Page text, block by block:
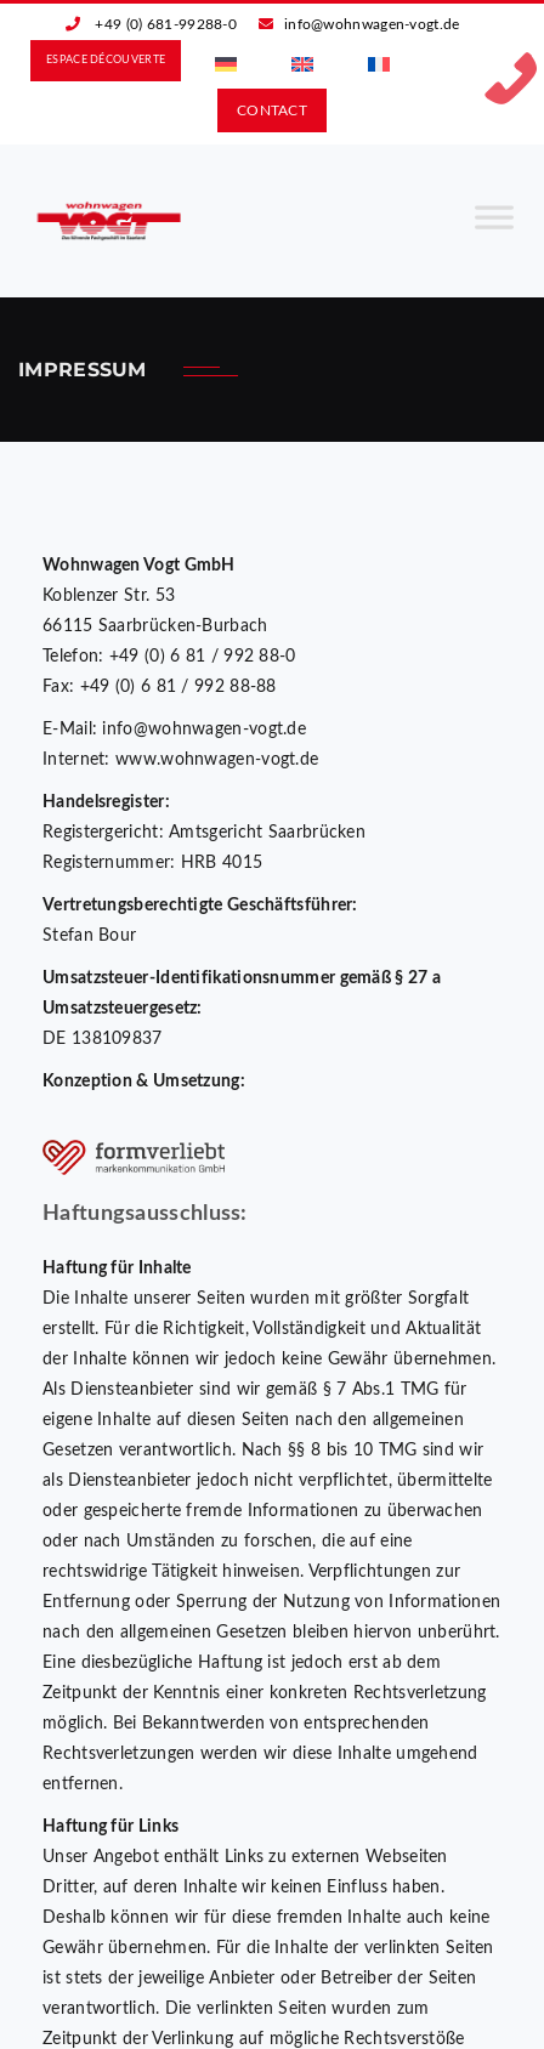
+49 (0) 681-99288-0 info@wohnwagen-vogt.de
ESPACE DÉCOUVERTE
CONTACT
IMPRESSUM
Wohnwagen Vogt GmbH
Koblenzer Str. 53
66115 Saarbrücken-Burbach
Telefon: +49 (0) 6 81 / 992 88-0
Fax: +49 (0) 6 81 / 992 88-88
E-Mail: info@wohnwagen-vogt.de
Internet: www.wohnwagen-vogt.de
Handelsregister:
Registergericht: Amtsgericht Saarbrücken
Registernummer: HRB 4015
Vertretungsberechtigte Geschäftsführer:
Stefan Bour
Umsatzsteuer-Identifikationsnummer gemäß § 27 a
Umsatzsteuergesetz:
DE 138109837
Konzeption & Umsetzung:
Haftungsausschluss:
Haftung für Inhalte
Die Inhalte unserer Seiten wurden mit größter Sorgfalt
erstellt. Für die Richtigkeit, Vollständigkeit und Aktualität
der Inhalte können wir jedoch keine Gewähr übernehmen.
Als Diensteanbieter sind wir gemäß § 7 Abs.1 TMG für
eigene Inhalte auf diesen Seiten nach den allgemeinen
Gesetzen verantwortlich. Nach §§ 8 bis 10 TMG sind wir
als Diensteanbieter jedoch nicht verpflichtet, übermittelte
oder gespeicherte fremde Informationen zu überwachen
oder nach Umständen zu forschen, die auf eine
rechtswidrige Tätigkeit hinweisen. Verpflichtungen zur
Entfernung oder Sperrung der Nutzung von Informationen
nach den allgemeinen Gesetzen bleiben hiervon unberührt.
Eine diesbezügliche Haftung ist jedoch erst ab dem
Zeitpunkt der Kenntnis einer konkreten Rechtsverletzung
möglich. Bei Bekanntwerden von entsprechenden
Rechtsverletzungen werden wir diese Inhalte umgehend
entfernen.
Haftung für Links
Unser Angebot enthält Links zu externen Webseiten
Dritter, auf deren Inhalte wir keinen Einfluss haben.
Deshalb können wir für diese fremden Inhalte auch keine
Gewähr übernehmen. Für die Inhalte der verlinkten Seiten
ist stets der jeweilige Anbieter oder Betreiber der Seiten
verantwortlich. Die verlinkten Seiten wurden zum
Zeitpunkt der Verlinkung auf mögliche Rechtsverstöße